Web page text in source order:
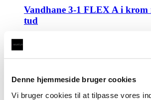
Denne hjemmeside bruger cookies
Vi bruger cookies til at tilpasse vores
Vandhane 3-1 FLEX A i
tud
Kun Vandhane